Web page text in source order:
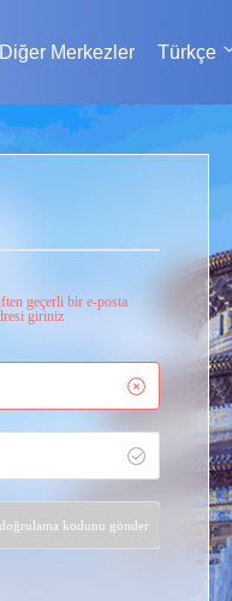
Diğer Merkezler Türkçe